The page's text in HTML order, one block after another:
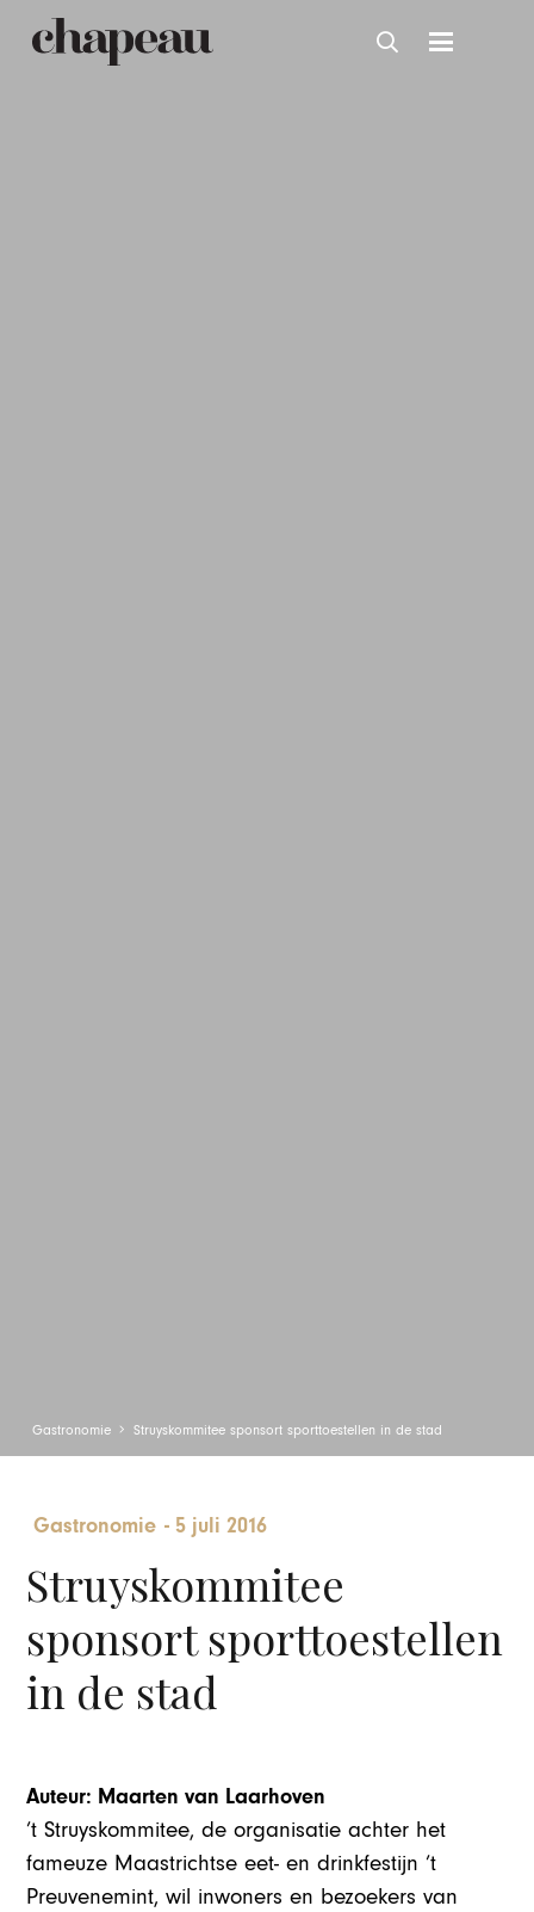
Gastronomie Struyskommitee sponsort sporttoestellen in de stad
Gastronomie - 5 juli 2016
Struyskommitee
sponsort sporttoestellen
in de stad
Auteur: Maarten van Laarhoven
’t Struyskommitee, de organisatie achter het
fameuze Maastrichtse eet- en drinkfestijn ’t
Preuvenemint, wil inwoners en bezoekers van